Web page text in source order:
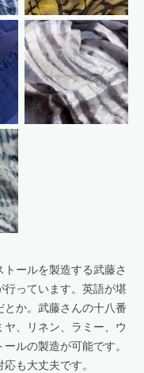
ールを製造する武藤さ
っています。英語が堪
か。武藤さんの十八番
、リネン、ラミー、ウ
ルの製造が可能です。
も大丈夫です。